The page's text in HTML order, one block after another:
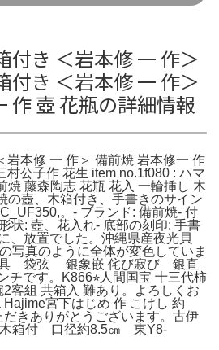
付き ＜岩本修 一 作＞
付き ＜岩本修 一 作＞
作 壺 花瓶の詳細情報
岩本修 一 作＞ 備前焼 岩本修一 作
村公子作 花生 item no.1f080 : ハマ
焼 藤森陶志 花瓶 花入 一輪挿し 木
の壺、木箱付き、手書きのサイン
。- ブランド: 備前焼- 付
状: 壺、花入れ- 底部の刻印: 手書
、放置でした。沖縄県産夜光貝
写真のように全体が変色していま
袋弦 銀象嵌 侘び寂び 銀直
です。K866⭐︎人間国宝 十三代柿
客組 共箱入 難あり。よろしくお
宮下はじめ 作 こけし 約
きありがとうございます。古伊
箱付 口径約8.5㎝ 東Y8-